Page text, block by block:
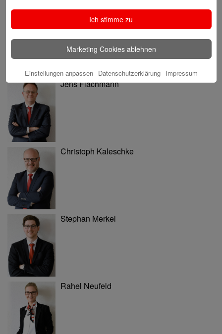
Volker Ehlebracht
Jens Flachmann
Christoph Kaleschke
Stephan Merkel
Rahel Neufeld
Ich stimme zu
Marketing Cookies ablehnen
Einstellungen anpassen Datenschutzerklärung Impressum